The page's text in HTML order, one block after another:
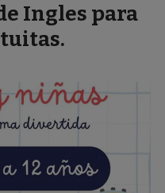
Ingles para